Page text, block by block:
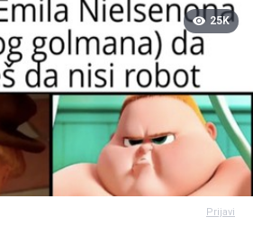
25K
Prijavi